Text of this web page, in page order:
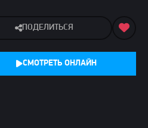
ПОДЕЛИТЬСЯ
СМОТРЕТЬ ОНЛАЙН